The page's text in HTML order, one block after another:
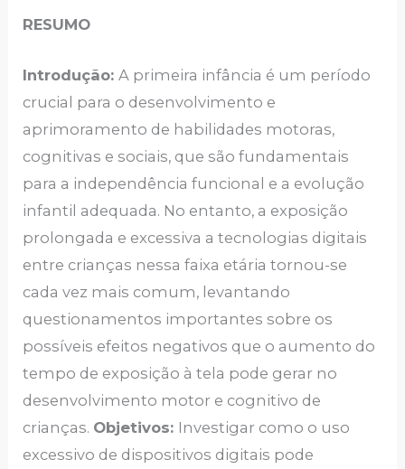
RESUMO
Introdução:A primeira infância é um período
crucial para o desenvolvimento e
aprimoramento de habilidades motoras,
cognitivas e sociais, que são fundamentais
para a independência funcional e a evolução
infantil adequada. No entanto, a exposição
prolongada e excessiva a tecnologias digitais
entre crianças nessa faixa etária tornou-se
cada vez mais comum, levantando
questionamentos importantes sobre os
possíveis efeitos negativos que o aumento do
tempo de exposição à tela pode gerar no
desenvolvimento motor e cognitivo de
crianças. Objetivos: Investigar como o uso
excessivo de dispositivos digitais pode